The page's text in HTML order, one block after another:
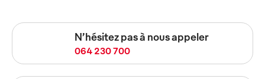
N’hésitez pas à nous appeler
064 230 700